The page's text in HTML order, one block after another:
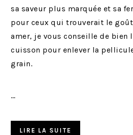
sa saveur plus marquée et sa
pour ceux qui trouverait le
amer, je vous conseille de bien
cuisson pour enlever la
grain.
…
LIRE LA SUITE